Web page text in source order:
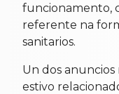
funcionamento,
referente na
sanitarios.
Un dos
estivo